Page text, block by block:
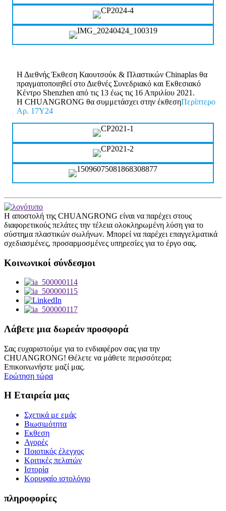
Η Διεθνής Έκθεση Καουτσούκ & Πλαστικών Chinaplas θα
πραγματοποιηθεί στο Διεθνές Συνεδριακό και Εκθεσιακό
Κέντρο Shenzhen από τις 13 έως τις 16 Απριλίου 2021.
Η CHUANGRONG θα συμμετάσχει στην έκθεσηΠερίπτερο
Αρ. 17Y24
Η αποστολή της CHUANGRONG είναι να παρέχει στους
διαφορετικούς πελάτες την τέλεια ολοκληρωμένη λύση για το
σύστημα πλαστικών σωλήνων. Μπορεί να παρέχει επαγγελματικά
σχεδιασμένες, προσαρμοσμένες υπηρεσίες για το έργο σας.
Κοινωνικοί σύνδεσμοι
Λάβετε μια δωρεάν προσφορά
Σας ευχαριστούμε για το ενδιαφέρον σας για την
CHUANGRONG! Θέλετε να μάθετε περισσότερα;
Επικοινωνήστε μαζί μας.
Ερώτηση τώρα
Η Εταιρεία μας
Σχετικά με εμάς
Βιωσιμότητα
Εκθεση
Αγορές
Ποιοτικός έλεγχος
Κριτικές πελατών
Ιστορία
Κορυφαίο ιστολόγιο
πληροφορίες